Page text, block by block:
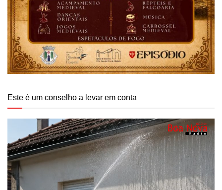
Este é um conselho a levar em conta